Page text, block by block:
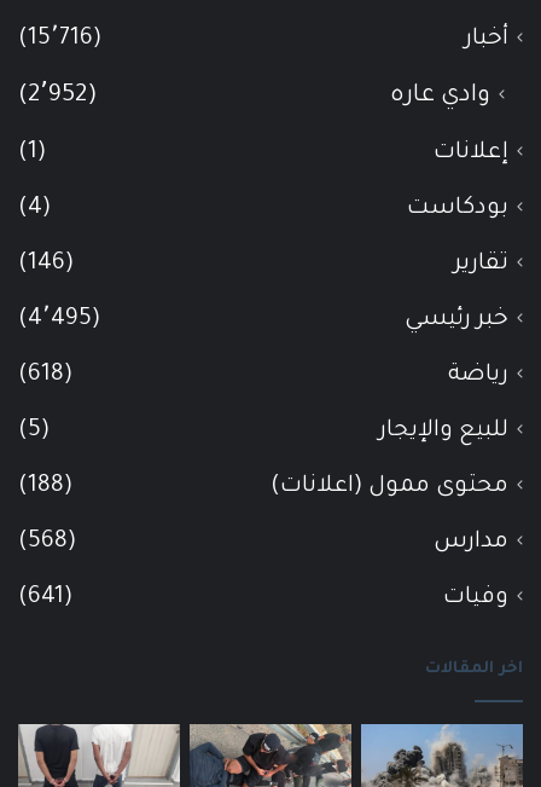
أخبار (15٬716)
وادي عاره (2٬952)
إعلانات (1)
بودكاست (4)
تقارير (146)
خبر رئيسي (4٬495)
رياضة (618)
للبيع والإيجار (5)
محتوى ممول (اعلانات) (188)
مدارس (568)
وفيات (641)
اخر المقالات